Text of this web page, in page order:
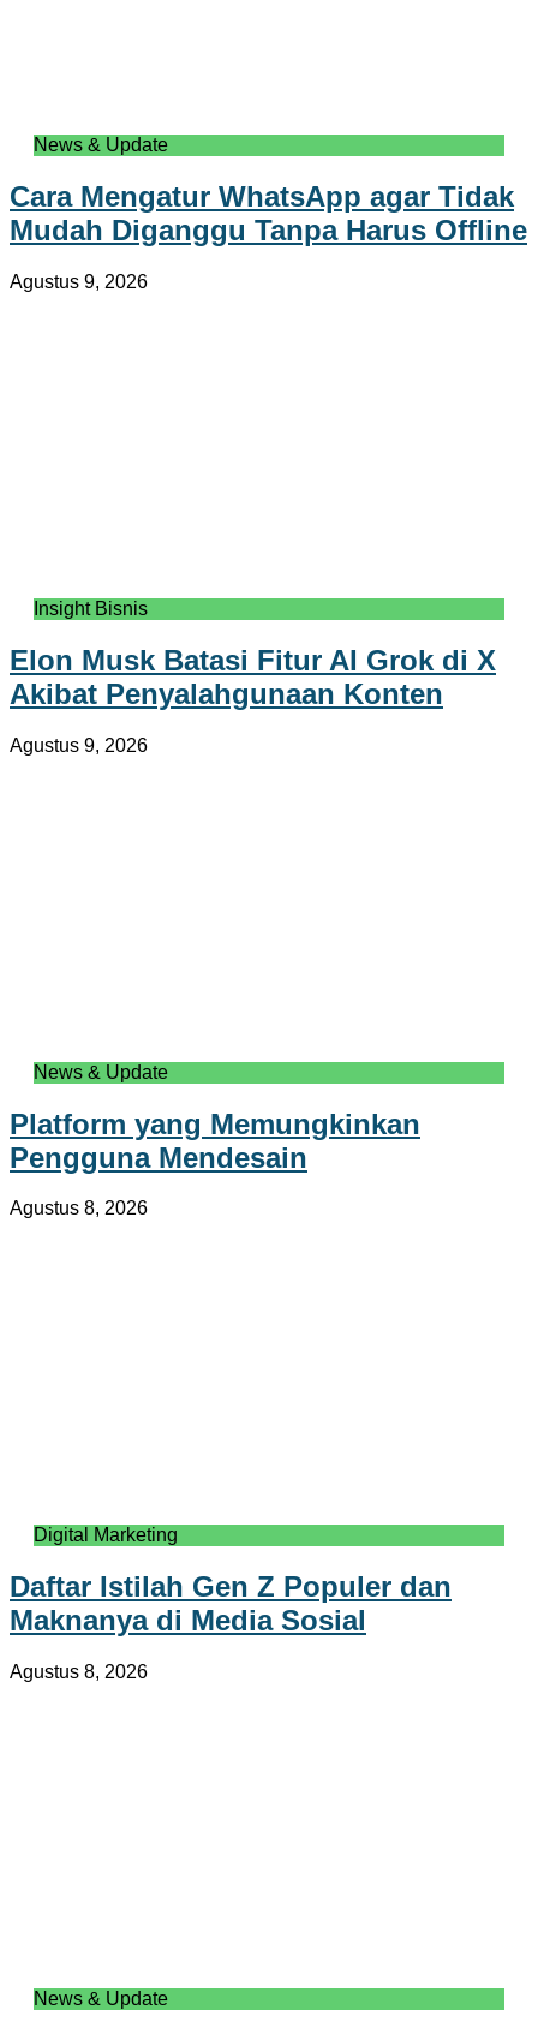
News & Update
Cara Mengatur WhatsApp agar Tidak
Mudah Diganggu Tanpa Harus Offline
Agustus 9, 2026
Insight Bisnis
Elon Musk Batasi Fitur AI Grok di X
Akibat Penyalahgunaan Konten
Agustus 9, 2026
News & Update
Platform yang Memungkinkan
Pengguna Mendesain
Agustus 8, 2026
Digital Marketing
Daftar Istilah Gen Z Populer dan
Maknanya di Media Sosial
Agustus 8, 2026
News & Update